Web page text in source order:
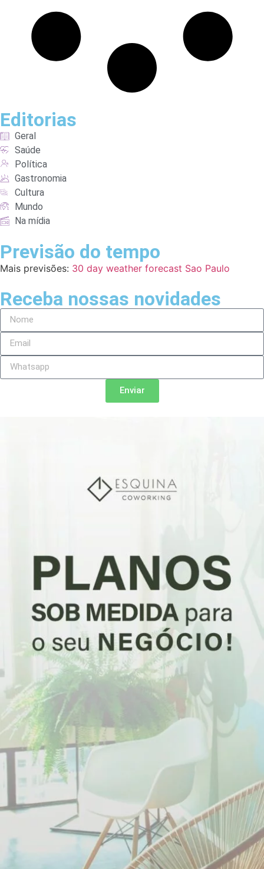
Editorias
Geral
Saúde
Política
Gastronomia
Cultura
Mundo
Na mídia
Previsão do tempo
Mais previsões: 30 day weather forecast Sao Paulo
Receba nossas novidades
Enviar